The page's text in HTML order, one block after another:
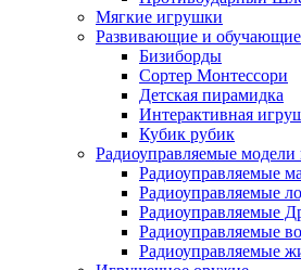
Мягкие игрушки
Развивающие и
Бизиборды
Сортер Монтессори
Детская пирамидка
Интерактивная
Кубик рубик
Радиоуправляемые
Радиоуправляемые
Радиоуправляемые
Радиоуправляемые
Радиоуправляемые
Радиоуправляемые